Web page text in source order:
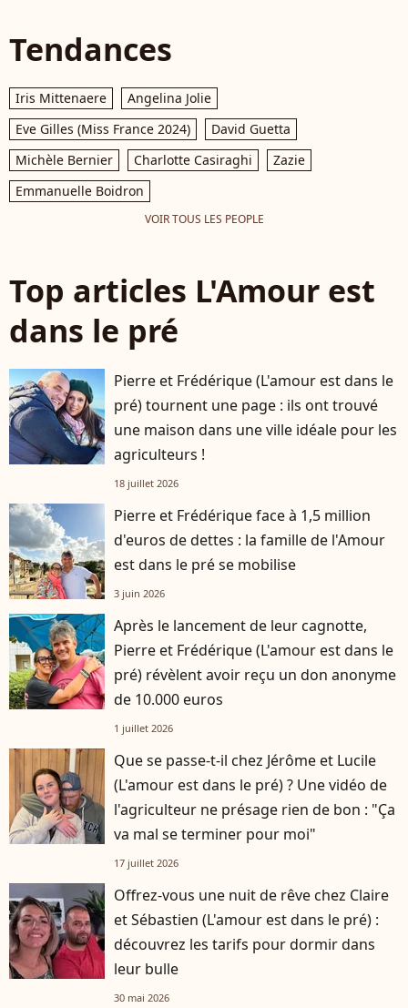
Tendances
Iris Mittenaere
Angelina Jolie
Eve Gilles (Miss France 2024)
David Guetta
Michèle Bernier
Charlotte Casiraghi
Zazie
Emmanuelle Boidron
VOIR TOUS LES PEOPLE
Top articles L'Amour est
dans le pré
Pierre et Frédérique (L'amour est dans le
pré) tournent une page : ils ont trouvé
une maison dans une ville idéale pour les
agriculteurs !
18 juillet 2026
Pierre et Frédérique face à 1,5 million
d'euros de dettes : la famille de l'Amour
est dans le pré se mobilise
3 juin 2026
Après le lancement de leur cagnotte,
Pierre et Frédérique (L'amour est dans le
pré) révèlent avoir reçu un don anonyme
de 10.000 euros
1 juillet 2026
Que se passe-t-il chez Jérôme et Lucile
(L'amour est dans le pré) ? Une vidéo de
l'agriculteur ne présage rien de bon : "Ça
va mal se terminer pour moi"
17 juillet 2026
Offrez-vous une nuit de rêve chez Claire
et Sébastien (L'amour est dans le pré) :
découvrez les tarifs pour dormir dans
leur bulle
30 mai 2026